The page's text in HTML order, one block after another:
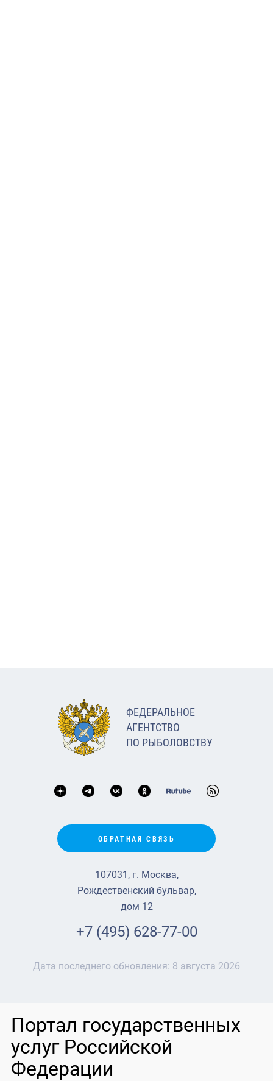
ФЕДЕРАЛЬНОЕ
АГЕНТСТВО
ПО РЫБОЛОВСТВУ
ОБРАТНАЯ СВЯЗЬ
107031, г. Москва,
Рождественский бульвар,
дом 12
+7 (495) 628-77-00
Дата последнего обновления: 8 августа 2026
Портал государственных
услуг Российской
Федерации